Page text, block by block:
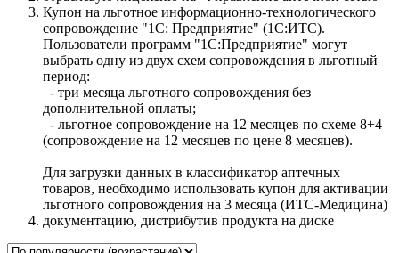
Купон на льготное информационно-технологического
сопровождение "1С: Предприятие" (1С:ИТС).
Пользователи программ "1С:Предприятие" могут
выбрать одну из двух схем сопровождения в льготный
период:
- три месяца льготного сопровождения без
дополнительной оплаты;
- льготное сопровождение на 12 месяцев по схеме 8+4
(сопровождение на 12 месяцев по цене 8 месяцев).
Для загрузки данных в классификатор аптечных
товаров, необходимо использовать купон для активации
льготного сопровождения на 3 месяца (ИТС-Медицина)
документацию, дистрибутив продукта на диске